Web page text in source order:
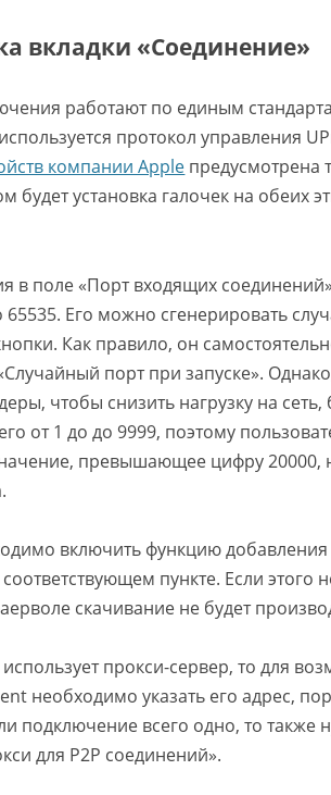
вкладки «Соединение»
работают по единым
протокол управления
компании Apple предусмотрена
установка галочек на обеих
в поле «Порт входящих
65535. Его можно сгенерировать
Как правило, он
порт при запуске».
чтобы снизить нагрузку на
от 1 до до 9999, поэтому
превышающее цифру 20000,
включить функцию
соответствующем пункте. Если
скачивание не будет
прокси-сервер, то для
необходимо указать его адрес,
подключение всего одно, то также
для P2P соединений».